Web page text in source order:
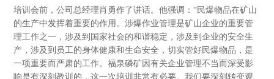
培训会前，公司总经理肖勇作了讲话。他强调：“民爆物品在矿山
的生产中发挥着重要的作用。涉爆作业管理是矿山企业的重要管
理工作之一，涉及到国家社会的和谐稳定，涉及到企业的安全生
产，涉及到员工的身体健康和生命安全，切实管好民爆物品，是
一项重要而严肃的工作。福泉磷矿因有关企业管理不当而深受影
响是有深刻教训的，这一次培训非常有必要。我们要深刻转变观